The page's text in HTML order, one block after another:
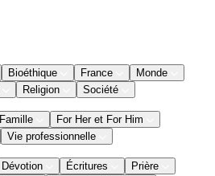
Bioéthique France
Monde
Religion Société
Famille
For Her et For Him
Vie professionnelle
Dévotion Écritures
Prière